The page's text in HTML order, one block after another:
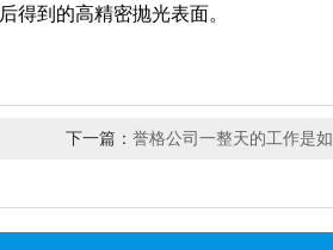
得到的高精密抛光表面。
下一篇： 誉格公司一整天的工作是